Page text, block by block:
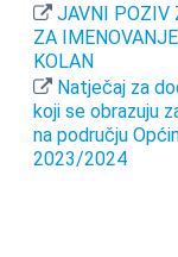
JAVNI POZIV
ZA
KOLAN
Natječaj za
koji se obrazuju
na području
2023/2024